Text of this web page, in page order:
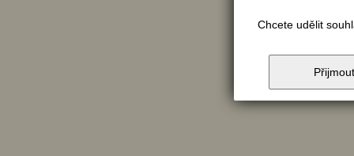
Chcete udělit
Přijmout